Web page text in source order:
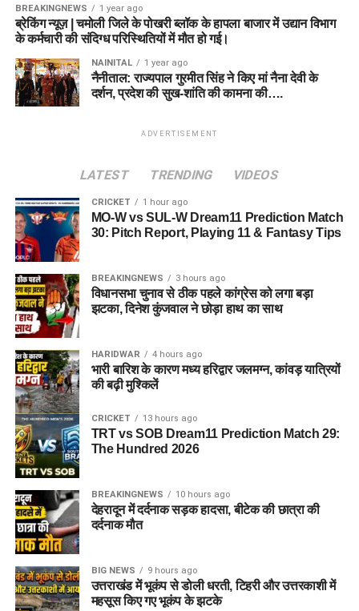
BREAKINGNEWS 1 year ago
ब्रेकिंग न्यूज़ | चमोली जिले के पोखरी ब्लॉक के हापला बाजार में उद्यान विभाग
के कर्मचारी की संदिग्ध परिस्थितियों में मौत हो गई।
NAINITAL 1 year ago
नैनीताल: राज्यपाल गुरमीत सिंह ने किए मां नैना देवी के
दर्शन, प्रदेश की सुख-शांति की कामना की….
ADVERTISEMENT
LATEST TRENDING VIDEOS
CRICKET 1 hour ago
MO-W vs SUL-W Dream11 Prediction Match
30: Pitch Report, Playing 11 & Fantasy Tips
BREAKINGNEWS 3 hours ago
विधानसभा चुनाव से ठीक पहले कांग्रेस को लगा बड़ा
झटका, दिनेश कुंजवाल ने छोड़ा हाथ का साथ
HARIDWAR 4 hours ago
भारी बारिश के कारण मध्य हरिद्वार जलमग्न, कांवड़ यात्रियों
की बढ़ी मुश्किलें
CRICKET 13 hours ago
TRT vs SOB Dream11 Prediction Match 29:
The Hundred 2026
BREAKINGNEWS 10 hours ago
देहरादून में दर्दनाक सड़क हादसा, बीटेक की छात्रा की
दर्दनाक मौत
BIG NEWS 9 hours ago
उत्तराखंड में भूकंप से डोली धरती, टिहरी और उत्तरकाशी में
महसूस किए गए भूकंप के झटके